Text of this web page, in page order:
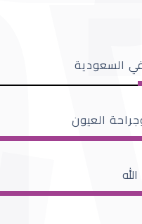
السعودية
العيون